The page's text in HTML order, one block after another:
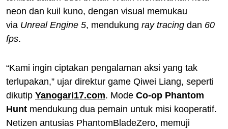
neon dan kuil kuno, dengan visual memukau
via Unreal Engine 5, mendukung ray tracing dan 60
fps.
“Kami ingin ciptakan pengalaman aksi yang tak
terlupakan,” ujar direktur game Qiwei Liang, seperti
dikutip Yanogari17.com. Mode Co-op Phantom
Hunt mendukung dua pemain untuk misi kooperatif.
Netizen antusias PhantomBladeZero, memuji